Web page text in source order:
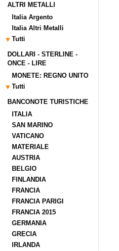
ALTRI METALLI
Italia Argento
Italia Altri Metalli
Tutti
DOLLARI - STERLINE -
ONCE - LIRE
MONETE: REGNO UNITO
Tutti
BANCONOTE TURISTICHE
ITALIA
SAN MARINO
VATICANO
MATERIALE
AUSTRIA
BELGIO
FINLANDIA
FRANCIA
FRANCIA PARIGI
FRANCIA 2015
GERMANIA
GRECIA
IRLANDA